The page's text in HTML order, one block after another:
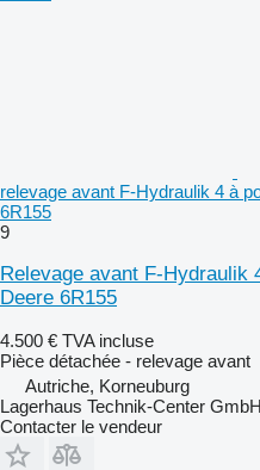
relevage avant F-Hydraulik 4 à
6R155
9
Relevage avant F-Hydraulik
Deere 6R155
4.500 € TVA incluse
Pièce détachée - relevage avant
Autriche, Korneuburg
Lagerhaus Technik-Center
Contacter le vendeur